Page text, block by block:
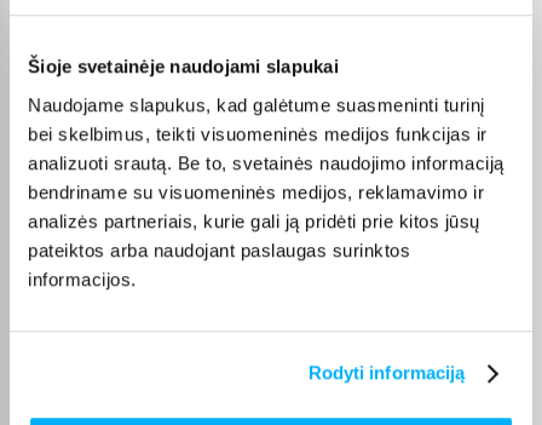
Šioje svetainėje naudojami slapukai
Naudojame slapukus, kad galėtume suasmeninti turinį
bei skelbimus, teikti visuomeninės medijos funkcijas ir
analizuoti srautą. Be to, svetainės naudojimo informaciją
bendriname su visuomeninės medijos, reklamavimo ir
analizės partneriais, kurie gali ją pridėti prie kitos jūsų
pateiktos arba naudojant paslaugas surinktos
informacijos.
Rodyti informaciją
Patvirtintas pirkėjas
Pirmąkart susipažinau su šiuo aromatu. Daug esu girdėjęs, tad užsakiau
mažesnę t ...
Vytautas B.
Patvirtintas pirkėjas
Puiku.
Laimona R.
Puikiai. Viskas super. Nuostabūs kvepalai, laiko gerai. Esu patenkinta.